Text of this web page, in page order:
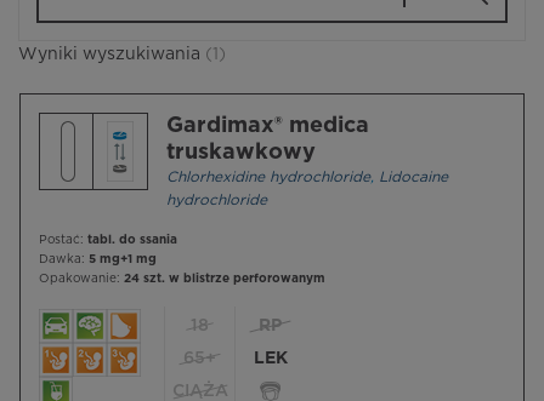
Wyniki wyszukiwania (1)
Gardimax® medica
truskawkowy
Chlorhexidine hydrochloride, Lidocaine
hydrochloride
Postać: tabl. do ssania
Dawka: 5 mg+1 mg
Opakowanie: 24 szt. w blistrze perforowanym
18
65+
CIĄŻA
RP
LEK